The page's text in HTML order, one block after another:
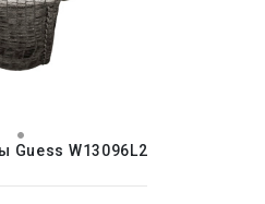
Guess W13096L2